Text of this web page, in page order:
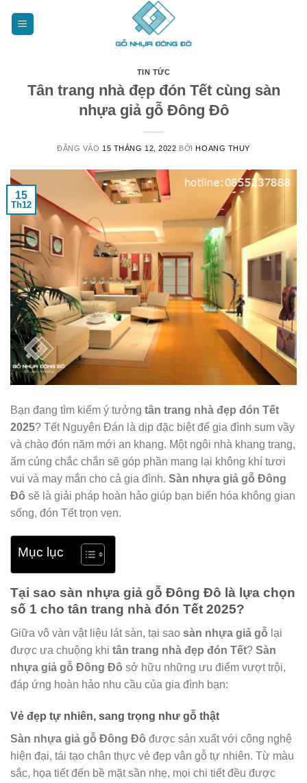
TIN TỨC
Tân trang nhà đẹp đón Tết cùng sàn
nhựa giả gỗ Đông Đô
ĐĂNG VÀO 15 THÁNG 12, 2022 BỞIHOANG THUY
15
Th12
Bạn đang tìm kiếm ý tưởng tân trang nhà đẹp đón Tết
2025? Tết Nguyên Đán là dịp đặc biệt để gia đình sum vầy
và chào đón năm mới an khang. Một ngôi nhà khang trang,
ấm cúng chắc chắn sẽ góp phần mang lại không khí tươi
vui và may mắn cho cả gia đình. Sàn nhựa giả gỗ Đông
Đô sẽ là giải pháp hoàn hảo giúp bạn biến hóa không gian
sống, đón Tết trọn vẹn.
Mục lục
Tại sao sàn nhựa giả gỗ Đông Đô là lựa chọn
số 1 cho tân trang nhà đón Tết 2025?
Giữa vô vàn vật liệu lát sàn, tại sao sàn nhựa giả gỗ lại
được ưa chuộng khi tân trang nhà đẹp đón Tết? Sàn
nhựa giả gỗ Đông Đô sở hữu những ưu điểm vượt trội,
đáp ứng hoàn hảo nhu cầu của gia đình bạn:
Vẻ đẹp tự nhiên, sang trọng như gỗ thật
Sàn nhựa giả gỗ Đông Đô được sản xuất với công nghệ
hiện đại, tái tạo chân thực vẻ đẹp vân gỗ tự nhiên. Từ màu
sắc, họa tiết đến bề mặt sần nhẹ, mọi chi tiết đều được